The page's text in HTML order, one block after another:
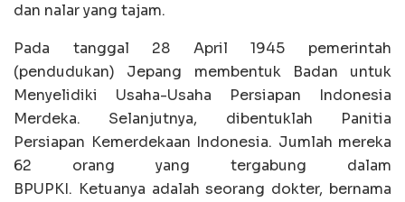
dan nalar yang tajam.
Pada tanggal 28 April 1945 pemerintah
(pendudukan) Jepang membentuk Badan untuk
Menyelidiki Usaha-Usaha Persiapan Indonesia
Merdeka. Selanjutnya, dibentuklah Panitia
Persiapan Kemerdekaan Indonesia. Jumlah mereka
62 orang yang tergabung dalam
BPUPKI. Ketuanya adalah seorang dokter, bernama